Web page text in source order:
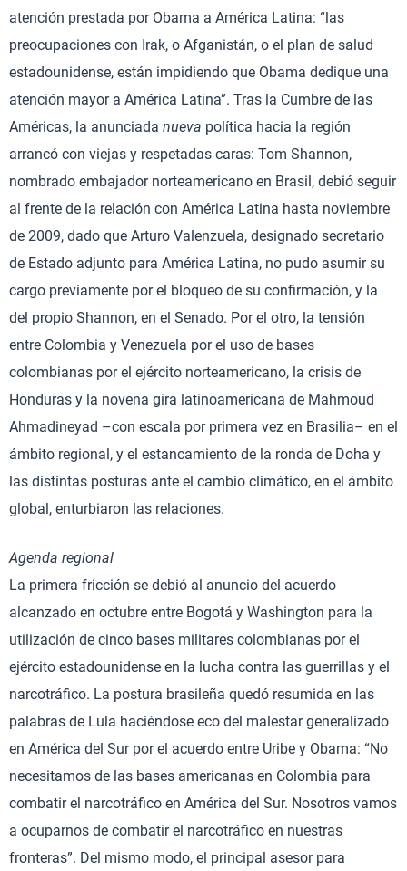
atención prestada por Obama a América Latina: “las
preocupaciones con Irak, o Afganistán, o el plan de salud
estadounidense, están impidiendo que Obama dedique una
atención mayor a América Latina”. Tras la Cumbre de las
Américas, la anunciada nueva política hacia la región
arrancó con viejas y respetadas caras: Tom Shannon,
nombrado embajador norteamericano en Brasil, debió seguir
al frente de la relación con América Latina hasta noviembre
de 2009, dado que Arturo Valenzuela, designado secretario
de Estado adjunto para América Latina, no pudo asumir su
cargo previamente por el bloqueo de su confirmación, y la
del propio Shannon, en el Senado. Por el otro, la tensión
entre Colombia y Venezuela por el uso de bases
colombianas por el ejército norteamericano, la crisis de
Honduras y la novena gira latinoamericana de Mahmoud
Ahmadineyad –con escala por primera vez en Brasilia– en el
ámbito regional, y el estancamiento de la ronda de Doha y
las distintas posturas ante el cambio climático, en el ámbito
global, enturbiaron las relaciones.
Agenda regional
La primera fricción se debió al anuncio del acuerdo
alcanzado en octubre entre Bogotá y Washington para la
utilización de cinco bases militares colombianas por el
ejército estadounidense en la lucha contra las guerrillas y el
narcotráfico. La postura brasileña quedó resumida en las
palabras de Lula haciéndose eco del malestar generalizado
en América del Sur por el acuerdo entre Uribe y Obama: “No
necesitamos de las bases americanas en Colombia para
combatir el narcotráfico en América del Sur. Nosotros vamos
a ocuparnos de combatir el narcotráfico en nuestras
fronteras”. Del mismo modo, el principal asesor para